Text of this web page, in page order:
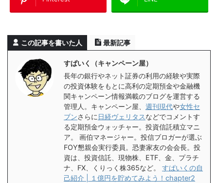
この記事を書いた人 最新記事
すぱいく（キャンペーン屋）
長年の銀行やネット証券の利用の経験や実際
の投資体験をもとに高利の定期預金や金融機
関キャンペーン情報満載のブログを運営する
管理人。キャンペーン屋、 週刊現代や女性セ
ブンさらに日経ヴェリタスなどでコメントす
る定期預金ウォッチャー。投資信託積立マニ
ア。 画伯マネージャー。投信ブロガーが選ぶ
FOY懇親会実行委員。恐妻家友の会会長。投
資は、投資信託、現物株、ETF、金、プラチ
ナ、FX、くりっく株365など。 すぱいくの自
己紹介 | １億円を貯めてみよう！chapter2